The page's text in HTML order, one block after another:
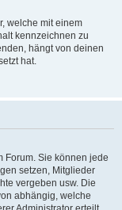
welche mit einem
kennzeichnen zu
hängt von deinen
hat.
Forum. Sie können jede
setzen, Mitglieder
vergeben usw. Die
abhängig, welche